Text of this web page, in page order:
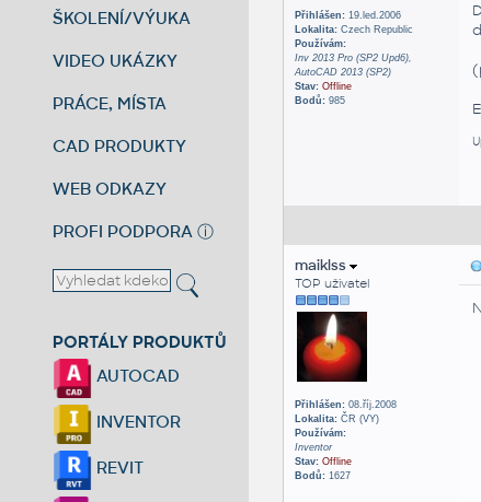
ŠKOLENÍ/VÝUKA
VIDEO UKÁZKY
PRÁCE, MÍSTA
CAD PRODUKTY
WEB ODKAZY
PROFI PODPORA ⓘ
PORTÁLY PRODUKTŮ
AUTOCAD
INVENTOR
REVIT
Přihlášen:19.led.2006
Lokalita:Czech Republic
Používám:
Inv 2013 Pro (SP2 Upd6),
AutoCAD 2013 (SP2)
Stav: Offline
Bodů:985
maiklss
TOP uživatel
Přihlášen:08.říj.2008
Lokalita:ČR (VY)
Používám:
Inventor
Stav: Offline
Bodů:1627